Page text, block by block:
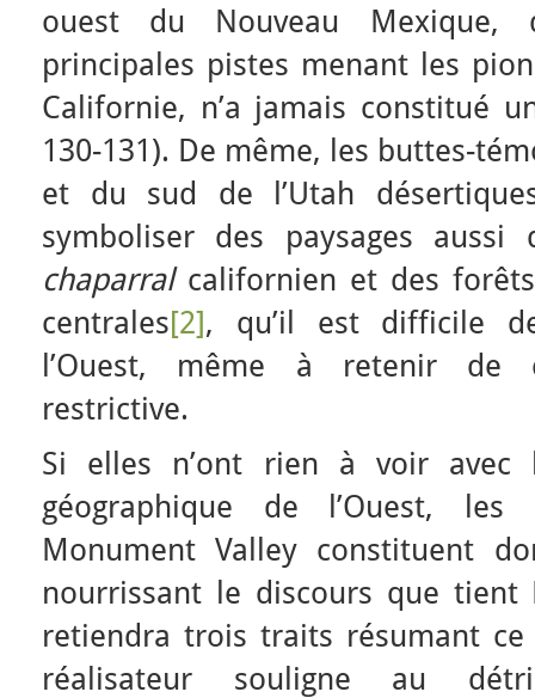
ouest du Nouveau Mexique,
principales pistes menant les
Californie, n’a jamais constitué
130-131). De même, les buttes-
et du sud de l’Utah
symboliser des paysages
chaparralcalifornien et des
centrales[2], qu’il est difficile
l’Ouest, même à retenir de
restrictive.
Si elles n’ont rien à voir
géographique de l’Ouest,
Monument Valley constituent
nourrissant le discours que
retiendra trois traits résumant
réalisateur souligne au